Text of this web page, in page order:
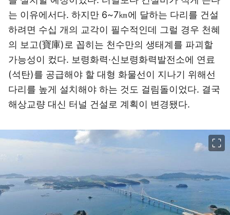
는 이유에서다. 하지만 6~7㎞에 달하는 다리를 건설
하려면 수십 개의 교각이 필수적인데 그럴 경우 천혜
의 보고(寶庫)로 꼽히는 천수만의 생태계를 파괴할
가능성이 컸다. 보령화력·신보령화력발전소에 연료
(석탄)를 공급해야 할 대형 화물선이 지나기 위해선
다리를 높게 설치해야 하는 것도 걸림돌이었다. 결국
해상교량 대신 터널 건설로 계획이 변경됐다.